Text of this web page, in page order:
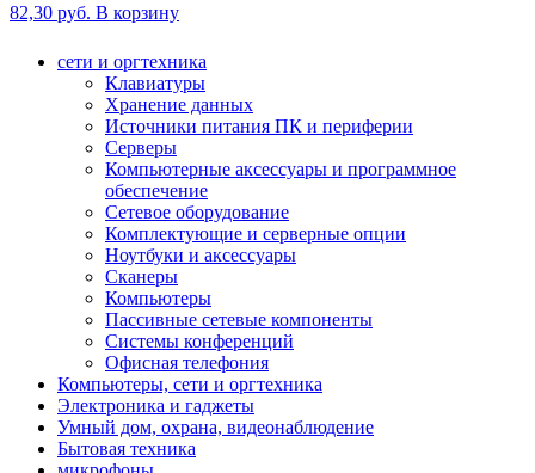
82,30 руб. В корзину
сети и оргтехника
Клавиатуры
Хранение данных
Источники питания ПК и периферии
Серверы
Компьютерные аксессуары и программное
обеспечение
Сетевое оборудование
Комплектующие и серверные опции
Ноутбуки и аксессуары
Сканеры
Компьютеры
Пассивные сетевые компоненты
Системы конференций
Офисная телефония
Компьютеры, сети и оргтехника
Электроника и гаджеты
Умный дом, охрана, видеонаблюдение
Бытовая техника